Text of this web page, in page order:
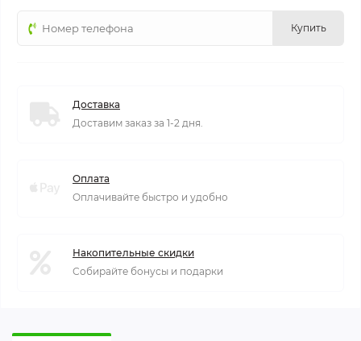
Купить
Доставка
Доставим заказ за 1-2 дня.
Оплата
Оплачивайте быстро и удобно
Накопительные скидки
Собирайте бонусы и подарки